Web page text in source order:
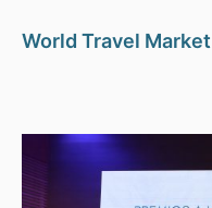
World Travel Market